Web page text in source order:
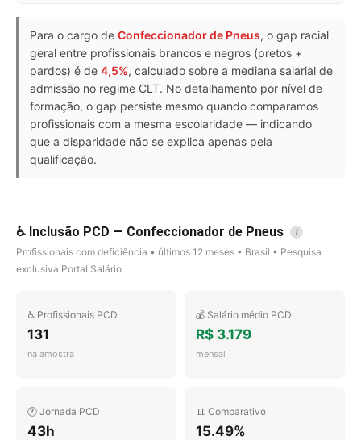
Para o cargo de Confeccionador de Pneus, o gap racial
geral entre profissionais brancos e negros (pretos +
pardos) é de 4,5%, calculado sobre a mediana salarial de
admissão no regime CLT. No detalhamento por nível de
formação, o gap persiste mesmo quando comparamos
profissionais com a mesma escolaridade — indicando
que a disparidade não se explica apenas pela
qualificação.
♿ Inclusão PCD — Confeccionador de Pneus i
Profissionais com deficiência • últimos 12 meses • Brasil • Pesquisa
exclusiva Portal Salário
♿ Profissionais PCD
131
na amostra
💰 Salário médio PCD
R$ 3.179
mensal
🕐 Jornada PCD
43h
📊 Comparativo
15.49%